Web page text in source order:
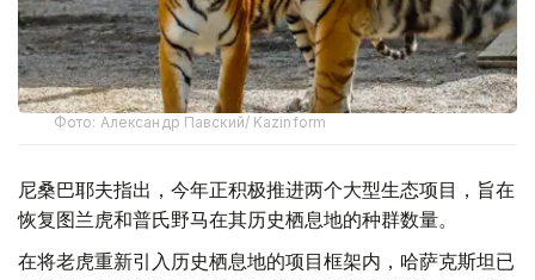
Фото: Александр Павский/ Kazinform
尼桑巴耶夫指出，今年正积极推进两个大型生态项目，旨在
恢复图兰虎和普氏野马在其历史栖息地的种群数量。
在将老虎重新引入历史栖息地的项目框架内，哈萨克斯坦已